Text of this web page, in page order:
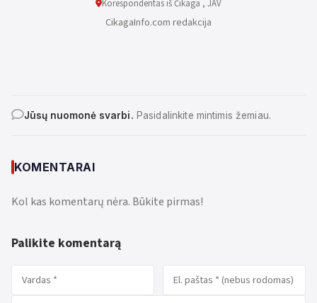
Korespondentas iš Čikaga , JAV
CikagaInfo.com redakcija
Jūsų nuomonė svarbi. Pasidalinkite mintimis žemiau.
KOMENTARAI
Kol kas komentarų nėra. Būkite pirmas!
Palikite komentarą